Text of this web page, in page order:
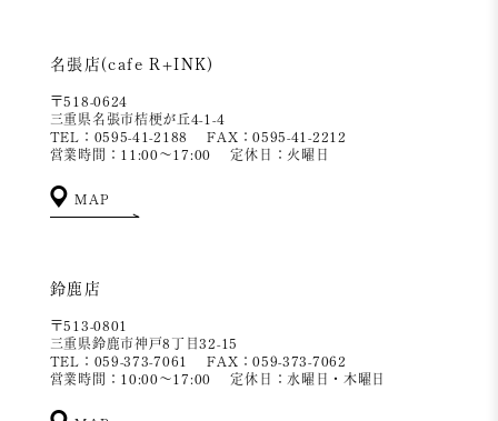
名張店(cafe R+INK)
〒518-0624
三重県名張市桔梗が丘4-1-4
TEL：0595-41-2188
FAX：0595-41-2212
営業時間：11:00～17:00
定休日：火曜日
MAP
鈴鹿店
〒513-0801
三重県鈴鹿市神戸8丁目32-15
TEL：059-373-7061
FAX：059-373-7062
営業時間：10:00～17:00
定休日：水曜日・木曜日